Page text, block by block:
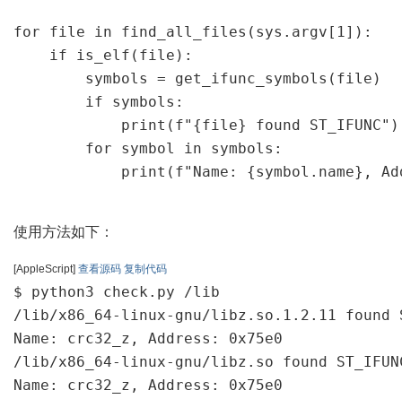
for file in find_all_files(sys.argv[1]):
    if is_elf(file):
        symbols = get_ifunc_symbols(file)
        if symbols:
            print(f"{file} found ST_IFUNC")
        for symbol in symbols:
print(f"Name: {symbol.name},
使用方法如下：
[AppleScript] 查看源码 复制代码
$ python3 check.py /lib
/lib/x86_64-linux-gnu/libz.so.1.2.11 found
Name: crc32_z, Address: 0x75e0
/lib/x86_64-linux-gnu/libz.so found
Name: crc32_z, Address: 0x75e0